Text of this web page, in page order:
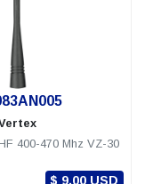
400-470 Mhz VZ-30
$ 9.00 USD